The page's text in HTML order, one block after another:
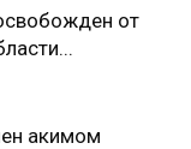
от
акимом